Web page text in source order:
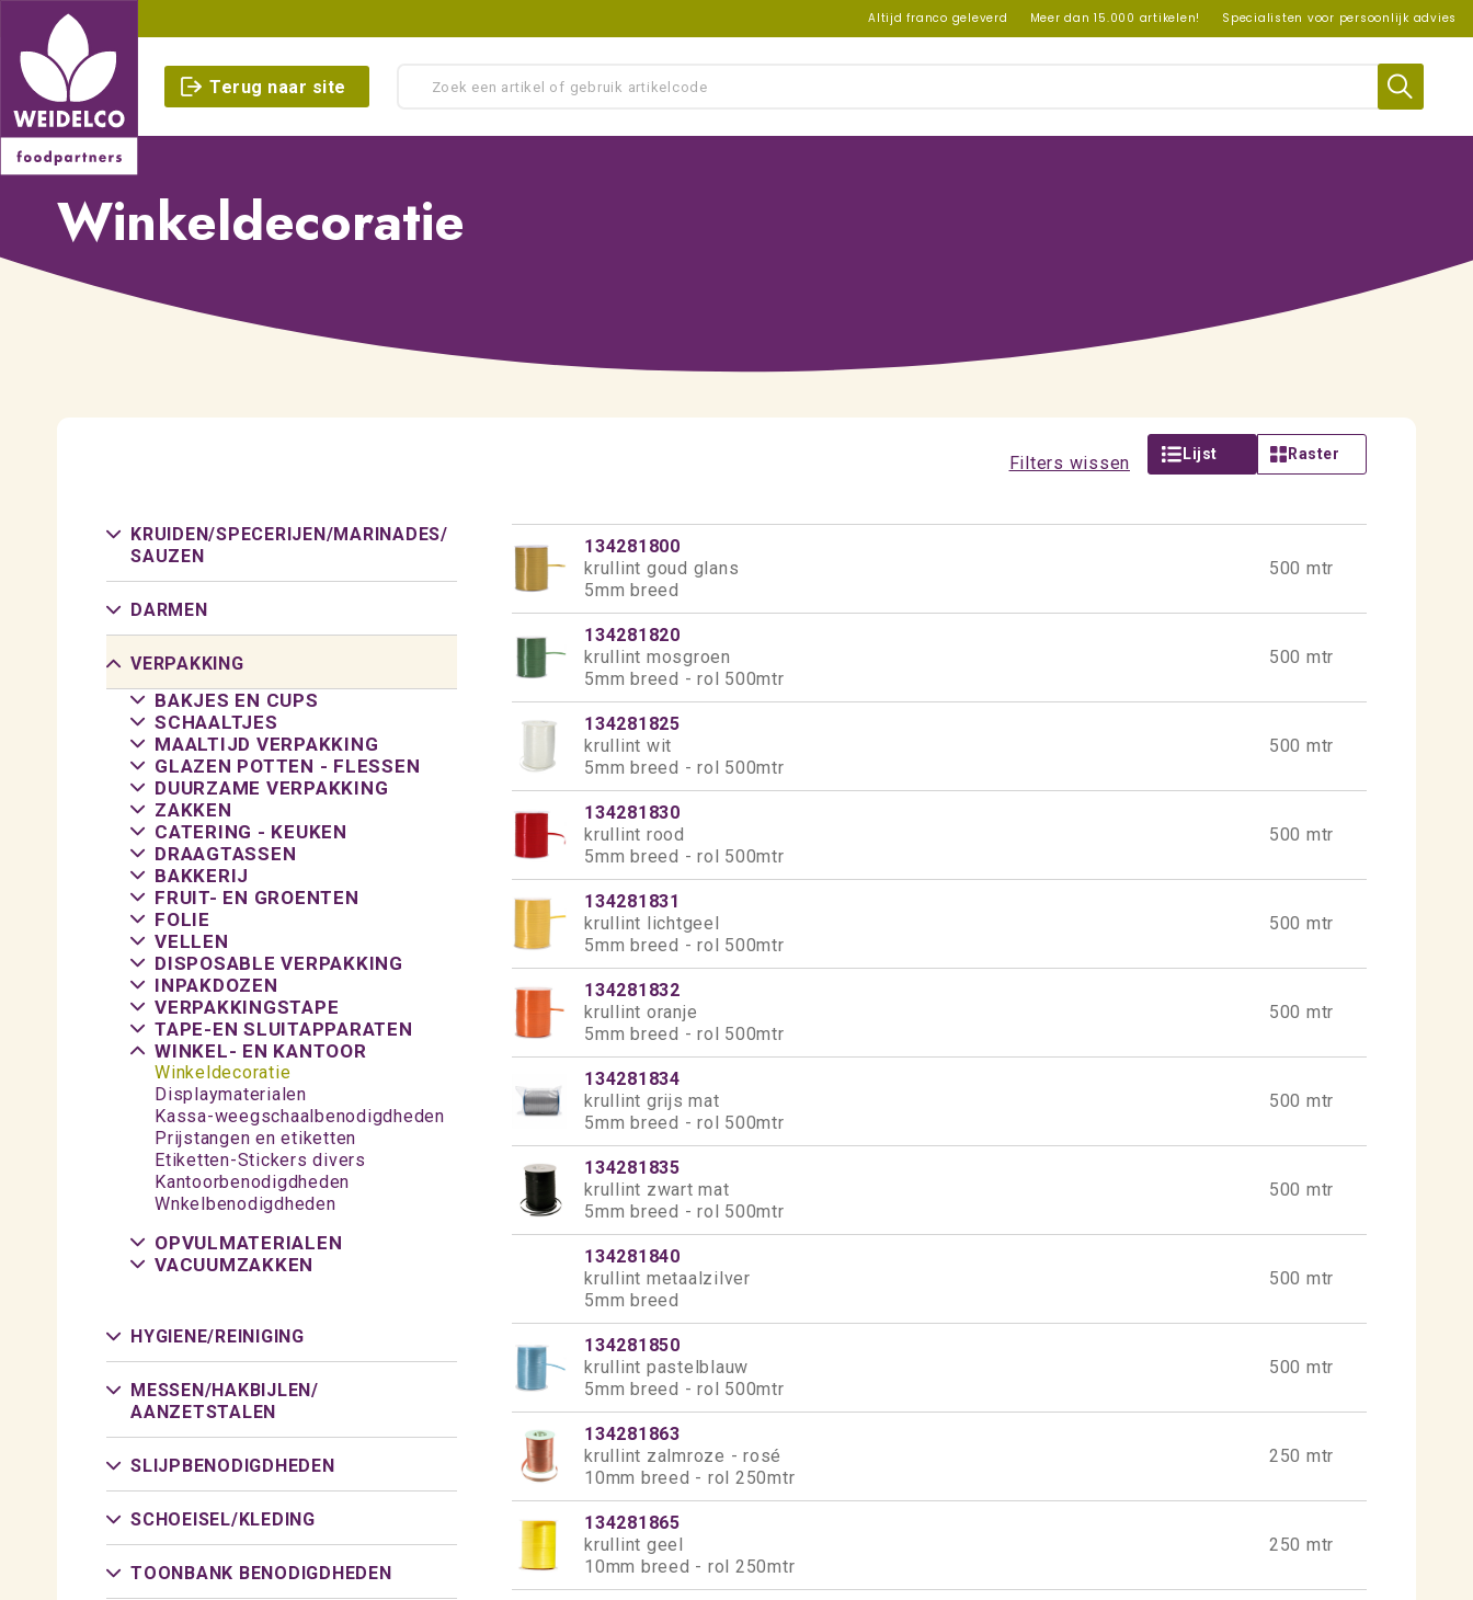
Altijd franco geleverd Meer dan 15.000 artikelen! Specialisten voor persoonlijk advies
Terug naar site
Winkeldecoratie
Filters wissen Lijst Raster
KRUIDEN/SPECERIJEN/MARINADES/
SAUZEN
DARMEN
VERPAKKING
BAKJES EN CUPS
SCHAALTJES
MAALTIJD VERPAKKING
GLAZEN POTTEN - FLESSEN
DUURZAME VERPAKKING
ZAKKEN
CATERING - KEUKEN
DRAAGTASSEN
BAKKERIJ
FRUIT- EN GROENTEN
FOLIE
VELLEN
DISPOSABLE VERPAKKING
INPAKDOZEN
VERPAKKINGSTAPE
TAPE-EN SLUITAPPARATEN
WINKEL- EN KANTOOR
Winkeldecoratie
Displaymaterialen
Kassa-weegschaalbenodigdheden
Prijstangen en etiketten
Etiketten-Stickers divers
Kantoorbenodigdheden
Wnkelbenodigdheden
OPVULMATERIALEN
VACUUMZAKKEN
HYGIENE/REINIGING
MESSEN/HAKBIJLEN/
AANZETSTALEN
SLIJPBENODIGDHEDEN
SCHOEISEL/KLEDING
TOONBANK BENODIGDHEDEN
134281800
krullint goud glans
5mm breed
500 mtr
134281820
krullint mosgroen
5mm breed - rol 500mtr
500 mtr
134281825
krullint wit
5mm breed - rol 500mtr
500 mtr
134281830
krullint rood
5mm breed - rol 500mtr
500 mtr
134281831
krullint lichtgeel
5mm breed - rol 500mtr
500 mtr
134281832
krullint oranje
5mm breed - rol 500mtr
500 mtr
134281834
krullint grijs mat
5mm breed - rol 500mtr
500 mtr
134281835
krullint zwart mat
5mm breed - rol 500mtr
500 mtr
134281840
krullint metaalzilver
5mm breed
500 mtr
134281850
krullint pastelblauw
5mm breed - rol 500mtr
500 mtr
134281863
krullint zalmroze - rosé
10mm breed - rol 250mtr
250 mtr
134281865
krullint geel
10mm breed - rol 250mtr
250 mtr